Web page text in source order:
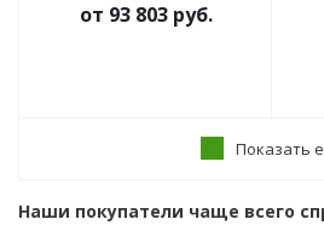
от 93 803 руб.
Показать
Наши покупатели чаще всего